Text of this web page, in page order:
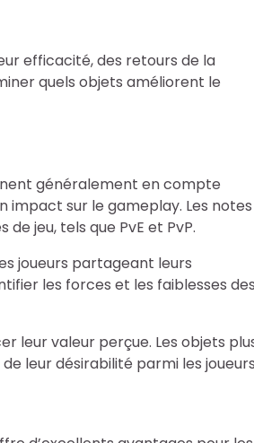
efficacité, des retours de la
quels objets améliorent le
généralement en compte
impact sur le gameplay. Les notes
jeu, tels que PvE et PvP.
joueurs partageant leurs
les forces et les faiblesses
leur valeur perçue. Les objets
leur désirabilité parmi les